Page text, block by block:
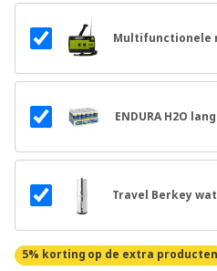
Multifunctionele
ENDURA H2O
Travel Berkey
5% korting op de extra producten